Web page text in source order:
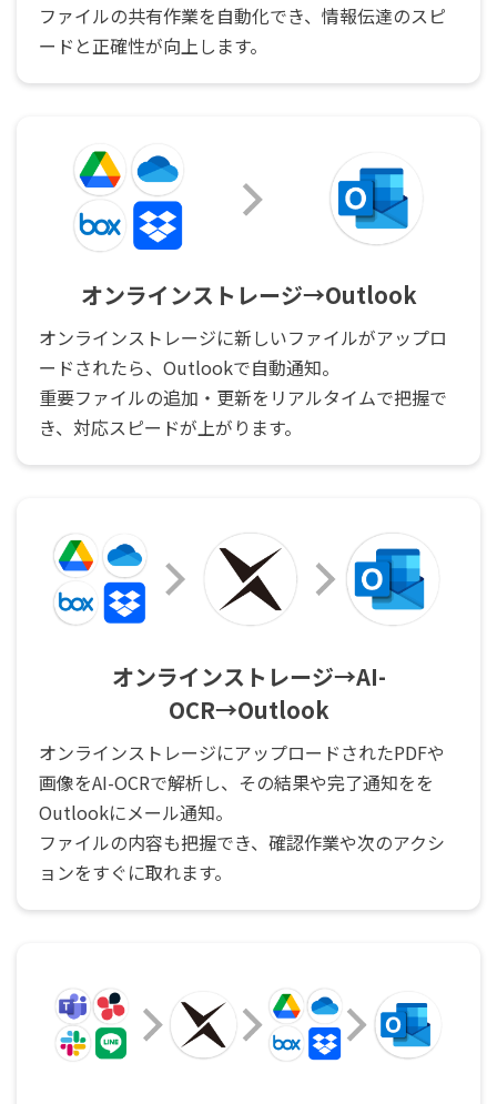
ファイルの共有作業を自動化でき、情報伝達のスピ
ードと正確性が向上します。
オンラインストレージ→Outlook
オンラインストレージに新しいファイルがアップロ
ードされたら、Outlookで自動通知。
重要ファイルの追加・更新をリアルタイムで把握で
き、対応スピードが上がります。
オンラインストレージ→AI-
OCR→Outlook
オンラインストレージにアップロードされたPDFや
画像をAI-OCRで解析し、その結果や完了通知をを
Outlookにメール通知。
ファイルの内容も把握でき、確認作業や次のアクシ
ョンをすぐに取れます。